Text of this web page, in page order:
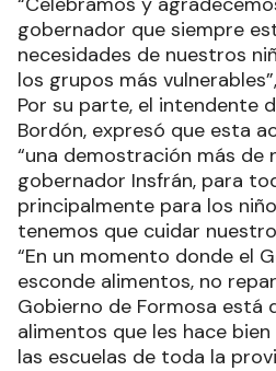
gobernador que siempre
necesidades de nuestros
los grupos más
Por su parte, el intendente
Bordón, expresó que esta
“una demostración más de
gobernador Insfrán, para
principalmente para los
tenemos que cuidar
“En un momento donde el
esconde alimentos, no
Gobierno de Formosa está
alimentos que les hace
las escuelas de toda la